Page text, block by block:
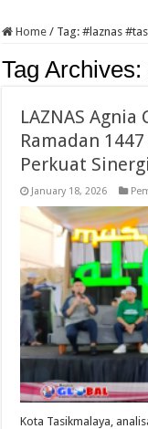
Home / Tag:#laznas
Tag Archives:
LAZNAS
Ramadan
Perkuat
January 18, 2026
Kota Tasikmalaya,